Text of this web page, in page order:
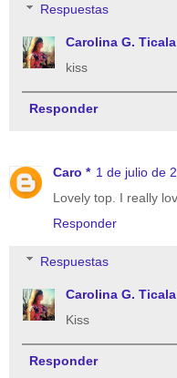
Respuestas
Carolina G. Ticala
kiss
Responder
Caro * 1 de julio de
Lovely top. I really
Responder
Respuestas
Carolina G. Ticala
Kiss
Responder